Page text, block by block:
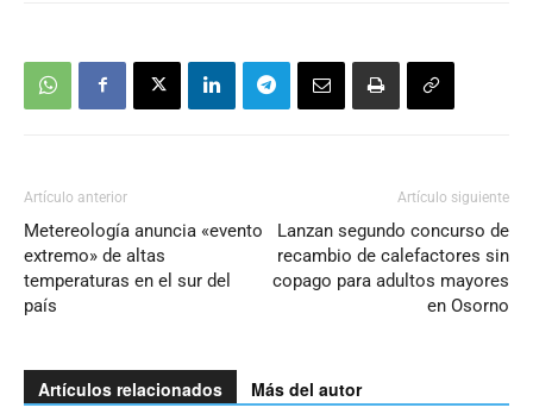
Artículo anterior
Metereología anuncia «evento
extremo» de altas
temperaturas en el sur del
país
Artículo siguiente
Lanzan segundo concurso de
recambio de calefactores sin
copago para adultos mayores
en Osorno
Artículos relacionados Más del autor